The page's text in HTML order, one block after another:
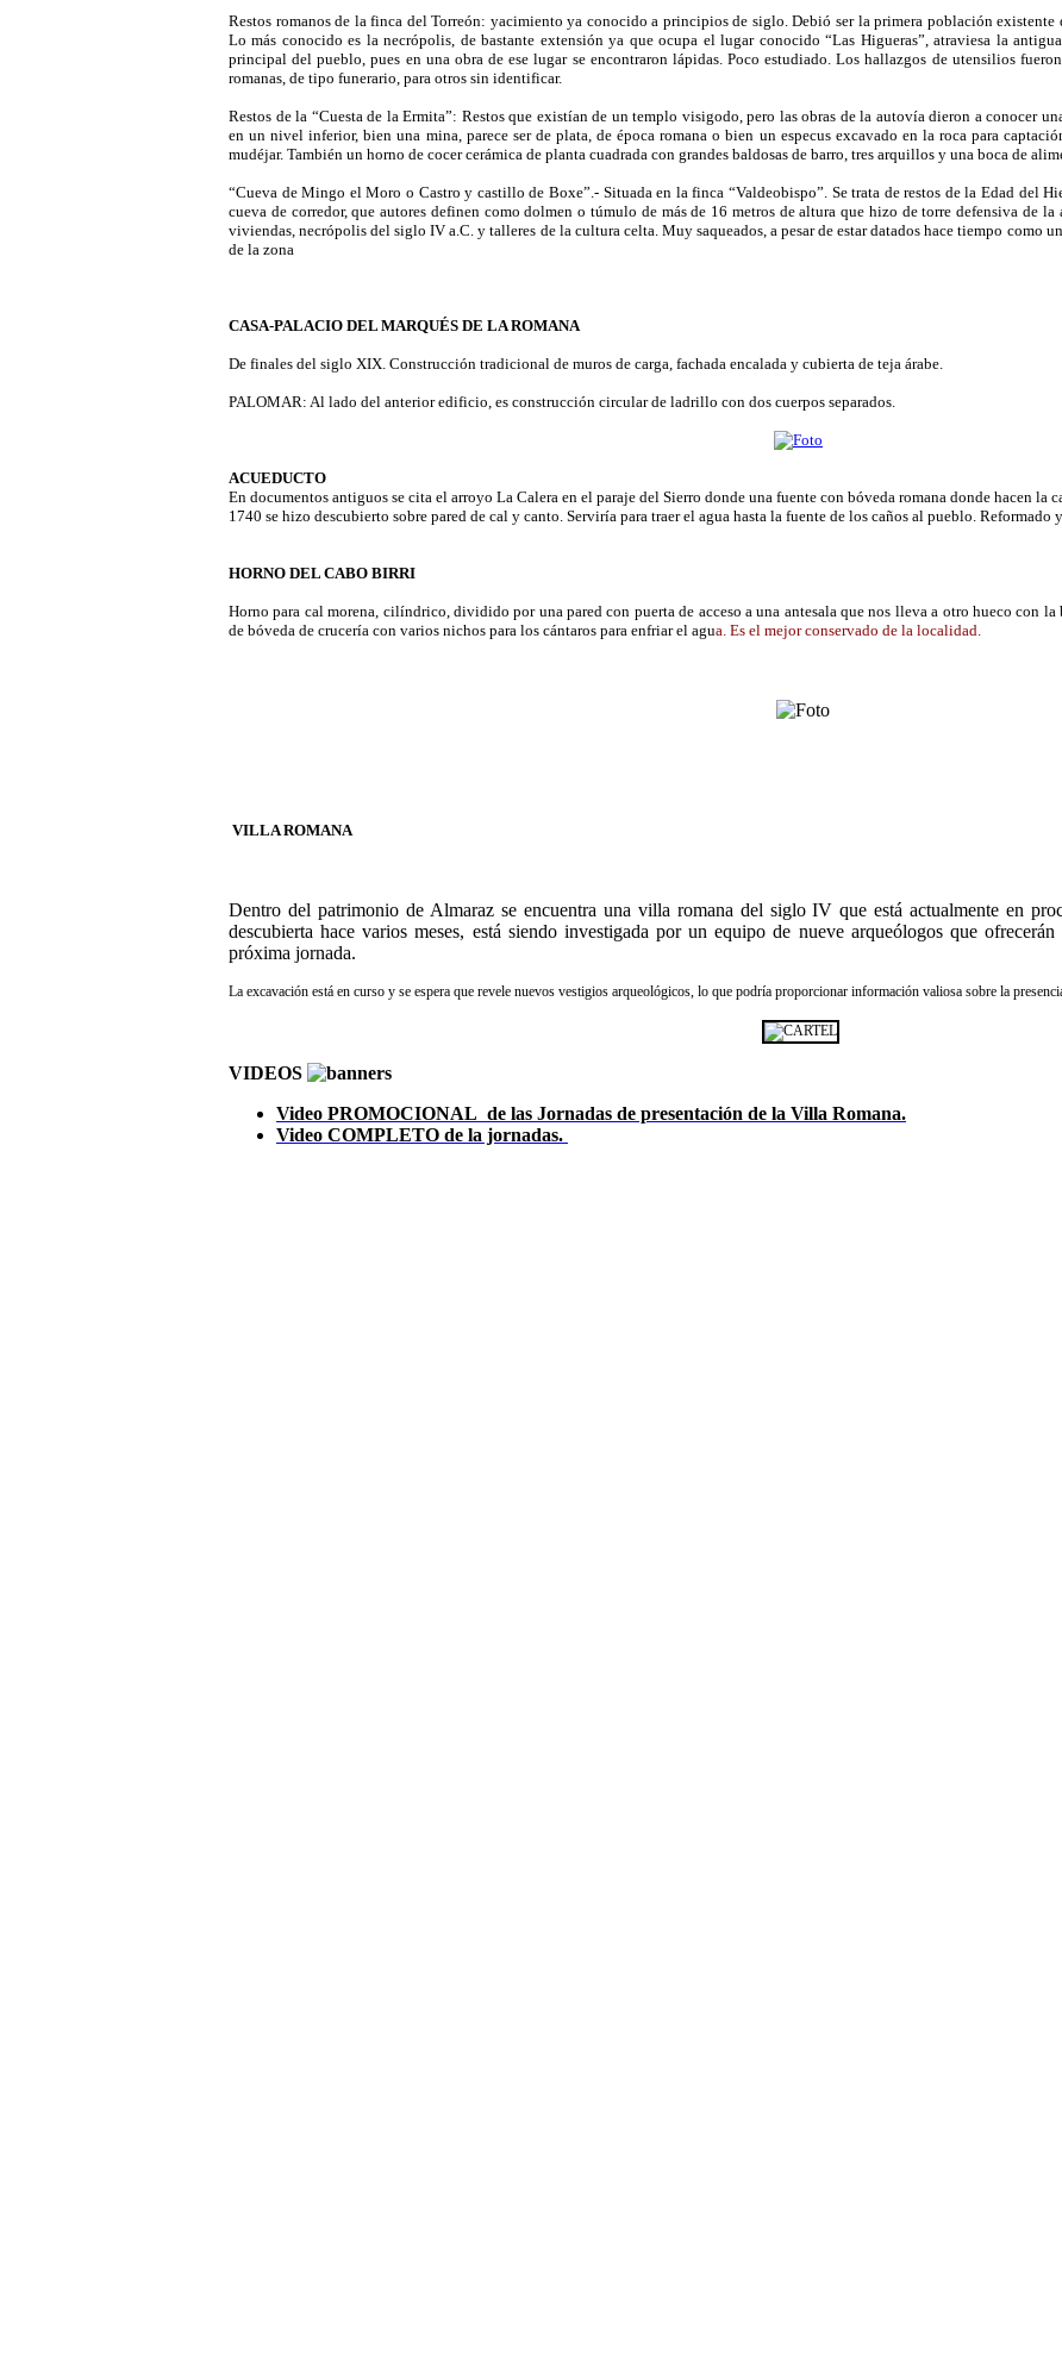
Restos romanos de la finca del Torreón: yacimiento ya conocido a principios de siglo. Debió ser la primera población existente
Lo más conocido es la necrópolis, de bastante extensión ya que ocupa el lugar conocido “Las Higueras”, atraviesa la
principal del pueblo, pues en una obra de ese lugar se encontraron lápidas. Poco estudiado. Los hallazgos de utensilios
romanas, de tipo funerario, para otros sin identificar.
Restos de la “Cuesta de la Ermita”: Restos que existían de un templo visigodo, pero las obras de la autovía dieron a conocer
en un nivel inferior, bien una mina, parece ser de plata, de época romana o bien un especus excavado en la roca para
mudéjar. También un horno de cocer cerámica de planta cuadrada con grandes baldosas de barro, tres arquillos y una boca de
“Cueva de Mingo el Moro o Castro y castillo de Boxe”.- Situada en la finca “Valdeobispo”. Se trata de restos de la Edad del
cueva de corredor, que autores definen como dolmen o túmulo de más de 16 metros de altura que hizo de torre defensiva de
viviendas, necrópolis del siglo IV a.C. y talleres de la cultura celta. Muy saqueados, a pesar de estar datados hace tiempo como
de la zona
CASA-PALACIO DEL MARQUÉS DE LA ROMANA
De finales del siglo XIX. Construcción tradicional de muros de carga, fachada encalada y cubierta de teja árabe.
PALOMAR: Al lado del anterior edificio, es construcción circular de ladrillo con dos cuerpos separados.
ACUEDUCTO
En documentos antiguos se cita el arroyo La Calera en el paraje del Sierro donde una fuente con bóveda romana donde hacen la
1740 se hizo descubierto sobre pared de cal y canto. Serviría para traer el agua hasta la fuente de los caños al pueblo. Reformado
HORNO DEL CABO BIRRI
Horno para cal morena, cilíndrico, dividido por una pared con puerta de acceso a una antesala que nos lleva a otro hueco con
de bóveda de crucería con varios nichos para los cántaros para enfriar el agua. Es el mejor conservado de la localidad.
VILLA ROMANA
Dentro del patrimonio de Almaraz se encuentra una villa romana del siglo IV que está actualmente en
descubierta hace varios meses, está siendo investigada por un equipo de nueve arqueólogos que
próxima jornada.
La excavación está en curso y se espera que revele nuevos vestigios arqueológicos, lo que podría proporcionar información valiosa sobre la
VIDEOS
Video PROMOCIONAL de las Jornadas de presentación de la Villa Romana.
Video COMPLETO de la jornadas.